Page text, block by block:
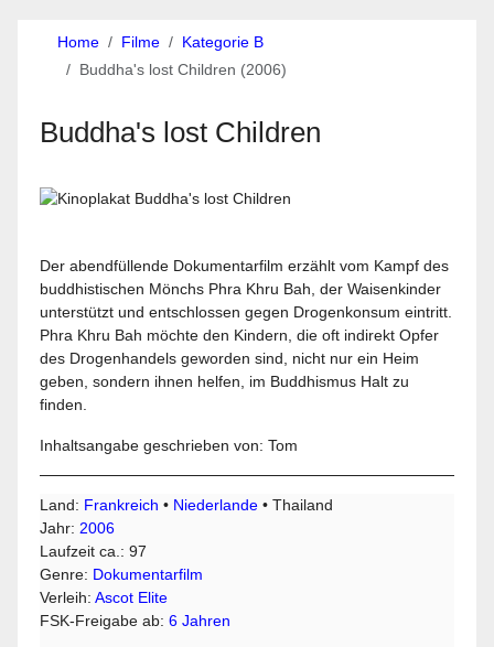
Home Filme
Kategorie B
Buddha's lost Children (2006)
Buddha's lost Children
Der abendfüllende Dokumentarfilm erzählt vom Kampf des
buddhistischen Mönchs Phra Khru Bah, der Waisenkinder
unterstützt und entschlossen gegen Drogenkonsum eintritt.
Phra Khru Bah möchte den Kindern, die oft indirekt Opfer
des Drogenhandels geworden sind, nicht nur ein Heim
geben, sondern ihnen helfen, im Buddhismus Halt zu
finden.
Inhaltsangabe geschrieben von: Tom
Land: Frankreich • Niederlande • Thailand
Jahr: 2006
Laufzeit ca.: 97
Genre: Dokumentarfilm
Verleih:Ascot Elite
FSK-Freigabe ab:6 Jahren